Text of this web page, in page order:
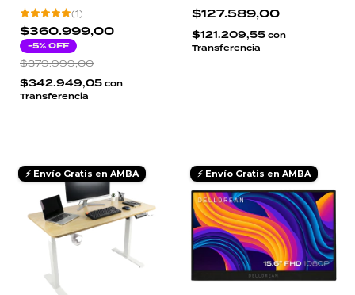
Regulable Motor
Certificado 80kg Acero
Laminado Ergonómico
(1)
$360.999,00
-5% OFF
$379.999,00
$342.949,05 con
Transferencia
Retroiluminadas Perilla
Aluminio App
StreamDock Windows
Mac USB-C
$127.589,00
$121.209,55 con
Transferencia
⚡ Envío Gratis en AMBA ⚡ Envío Gratis en AMBA